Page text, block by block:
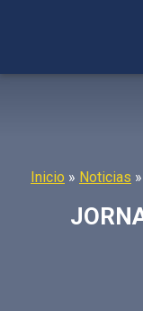
Inicio » Noticias »